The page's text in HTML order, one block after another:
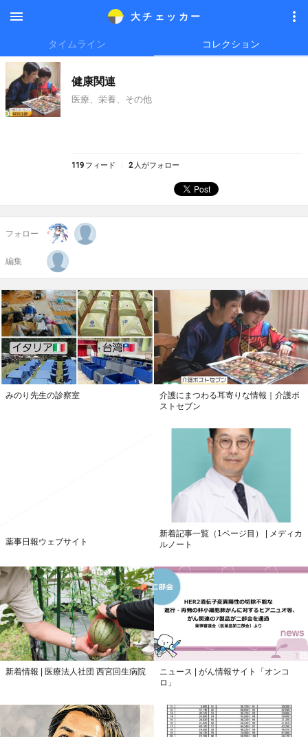
大チェッカ ー
健康関連
医療、栄養、その他
119 フィード 2 人がフォロー
タイムライン コレクション
フォロー
編集
みのり先生の診察室
介護にまつわる耳寄りな情報｜介護ポ
ストセブン
薬事日報ウェブサイト
新着記事一覧（1ページ目） | メディカ
ルノート
新着情報 | 医療法人社団 西宮回生病院
ニュース | がん情報サイト「オンコ
ロ」